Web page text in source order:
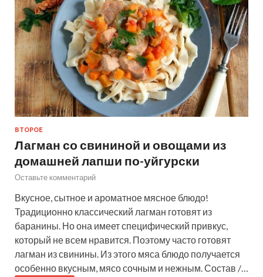
ВТОРОЕ
Лагман со свининой и овощами из
домашней лапши по-уйгурски
Оставьте комментарий
Вкусное, сытное и ароматное мясное блюдо!
Традиционно классический лагман готовят из
баранины. Но она имеет специфический привкус,
который не всем нравится. Поэтому часто готовят
лагман из свинины. Из этого мяса блюдо получается
особенно вкусным, мясо сочным и нежным. Состав /…